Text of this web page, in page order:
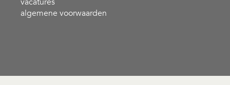
algemene voorwaarden